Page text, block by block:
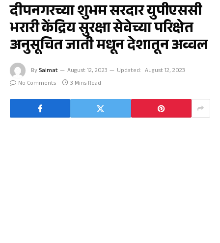
दीपनगरच्या शुभम सरदार युपीएससी
भरारी केंद्रिय सुरक्षा सेवेच्या परिक्षेत
अनुसूचित जाती मधून देशातून अव्वल
By Saimat August 12, 2023 Updated: August 12, 2023
No Comments
3 Mins Read